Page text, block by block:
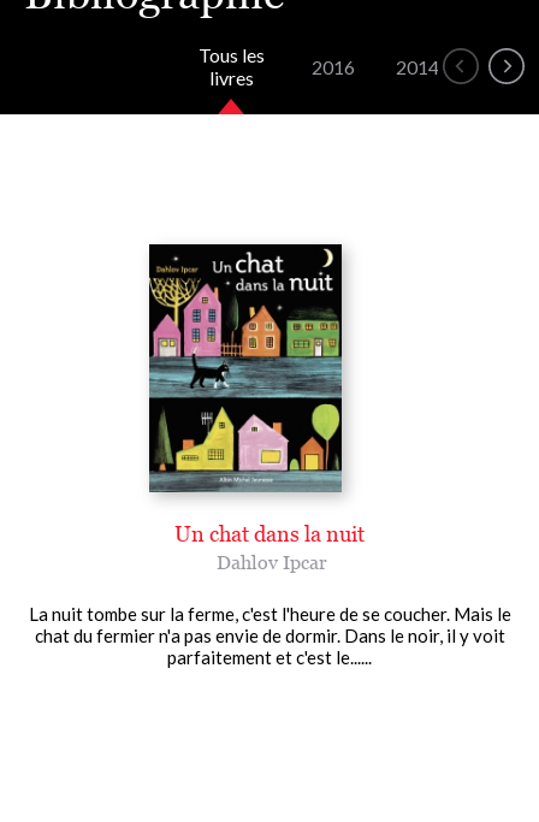
Tous les
livres
2016 2014
Un chat dans la nuit
Dahlov Ipcar
La nuit tombe sur la ferme, c'est l'heure de se coucher. Mais le
chat du fermier n'a pas envie de dormir. Dans le noir, il y voit
parfaitement et c'est le......